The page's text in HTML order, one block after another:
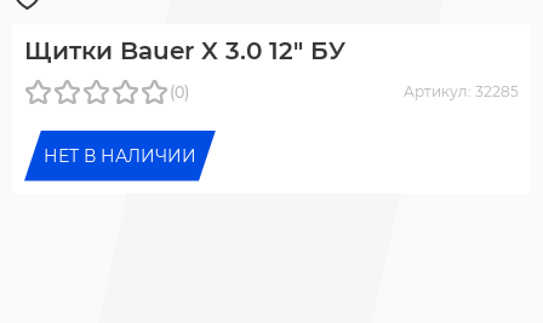
Щитки Bauer X 3.0 12" БУ
(0) Артикул: 32285
НЕТ В НАЛИЧИИ